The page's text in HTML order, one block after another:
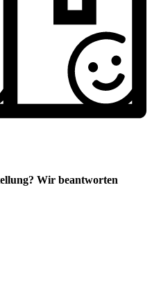
Wir beantworten